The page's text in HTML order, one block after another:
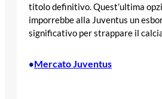
titolo definitivo. Quest’ultima
imporrebbe alla Juventus un
significativo per strappare il
•Mercato Juventus